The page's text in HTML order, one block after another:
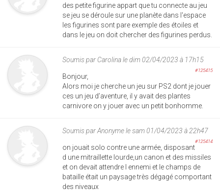
des petite figurine appart que tu connecte au jeu
se jeu se déroule sur une planète dans l'espace
les figurines sont pare exemple des étoiles et
dans le jeu on doit chercher des figurines perdus.
Soumis par Carolinale dim 02/04/2023 à 17h15
#125415
Bonjour,
Alors moi je cherche un jeu sur PS2 dont je jouer
ces un jeu d’aventure, il y avait des plantes
carnivore on y jouer avec un petit bonhomme.
Soumis parAnonymele sam 01/04/2023 à 22h47
#125414
on jouait solo contre une armée, disposant
d une mitraillette lourde,un canon et des missiles
et on devait attendre l ennemi et le champs de
bataille était un paysage très dégagé comportant
des niveaux